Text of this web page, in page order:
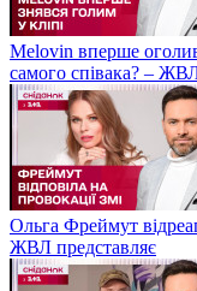
Melovin вперше
самого співака? –
Ольга Фреймут
ЖВЛ представляє